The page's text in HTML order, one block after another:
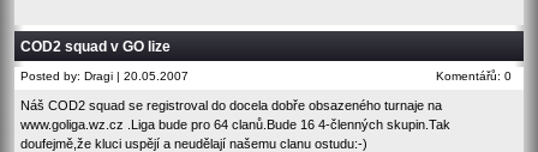
COD2 squad v GO lize
Posted by: Dragi | 20.05.2007 Komentářů: 0
Náš COD2 squad se registroval do docela dobře obsazeného turnaje na
www.goliga.wz.cz .Liga bude pro 64 clanů.Bude 16 4-členných skupin.Tak
doufejmě,že kluci uspějí a neudělají našemu clanu ostudu:-)